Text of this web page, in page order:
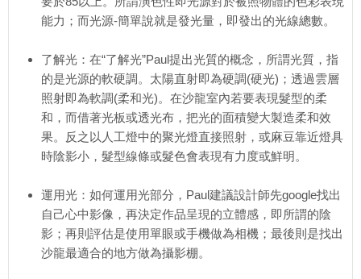
能力；而光源-簡單說就是發光量，即發出的光線總數。
了解光：在“了解光”Paul提出光質的概念，所謂光質，指
的是光源的軟硬調。太陽直射即為硬調(硬光)；透過雲層
照射即為軟調(柔和光)。在沙龍室內若要表現髮型的柔
和，而借著光板或透光布，把光的面積變大製造柔和效
果。反之以人工燈中的聚光燈直接照射，或麻豆靠近燈具
時陰影小，髮型線條或髮色會表現有力度或鮮明。
運用光：如何運用光部分，Paul建議設計師先google找出
自己心中影像，再決定作品呈現的立體感，即所謂的陰
影；再則評估是使用單眼或手機做為相機；最後則是找出
沙龍最適合的地方做為攝影棚。